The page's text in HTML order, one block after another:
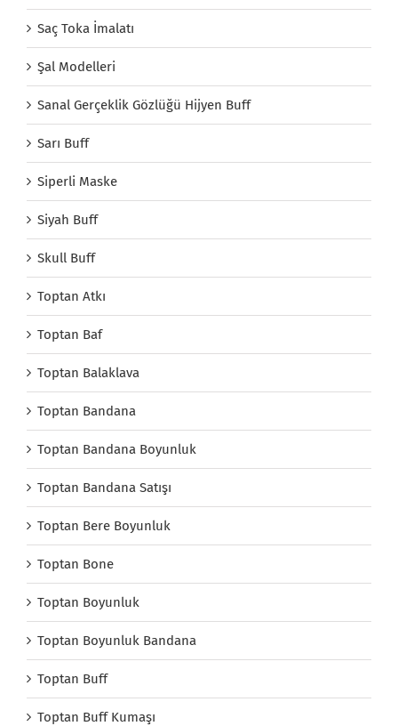
Saç Toka İmalatı
Şal Modelleri
Sanal Gerçeklik Gözlüğü Hijyen Buff
Sarı Buff
Siperli Maske
Siyah Buff
Skull Buff
Toptan Atkı
Toptan Baf
Toptan Balaklava
Toptan Bandana
Toptan Bandana Boyunluk
Toptan Bandana Satışı
Toptan Bere Boyunluk
Toptan Bone
Toptan Boyunluk
Toptan Boyunluk Bandana
Toptan Buff
Toptan Buff Kumaşı